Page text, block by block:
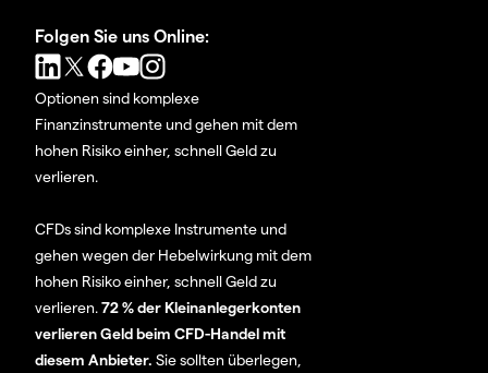
Folgen Sie uns Online:
Optionen sind komplexe
Finanzinstrumente und gehen mit dem
hohen Risiko einher, schnell Geld zu
verlieren.
CFDs sind komplexe Instrumente und
gehen wegen der Hebelwirkung mit dem
hohen Risiko einher, schnell Geld zu
verlieren.72 % der Kleinanlegerkonten
verlieren Geld beim CFD-Handel mit
diesem Anbieter. Sie sollten überlegen,